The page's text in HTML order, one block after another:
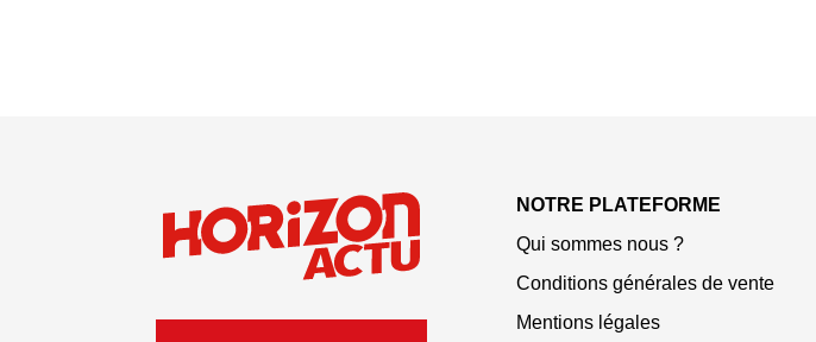
NOTRE PLATEFORME
Qui sommes nous ?
Conditions générales de vente
Mentions légales